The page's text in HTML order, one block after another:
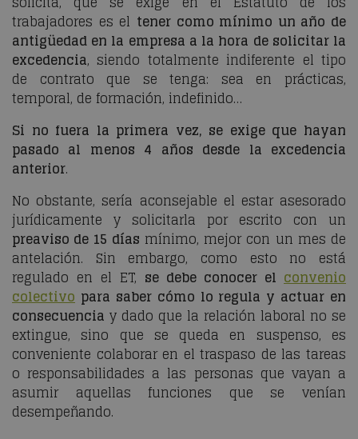
trabajadores es el tener como mínimo un año de
antigüedad en la empresa a la hora de solicitar la
excedencia, siendo totalmente indiferente el tipo
de contrato que se tenga: sea en prácticas,
temporal, de formación, indefinido…
Si no fuera la primera vez, se exige que hayan
pasado al menos 4 años desde la excedencia
anterior.
No obstante, sería aconsejable el estar asesorado
jurídicamente y solicitarla por escrito con un
preaviso de 15 días mínimo, mejor con un mes de
antelación. Sin embargo, como esto no está
regulado en el ET, se debe conocer el convenio
colectivo para saber cómo lo regula y actuar en
consecuencia y dado que la relación laboral no se
extingue, sino que se queda en suspenso, es
conveniente colaborar en el traspaso de las tareas
o responsabilidades a las personas que vayan a
asumir aquellas funciones que se venían
desempeñando.